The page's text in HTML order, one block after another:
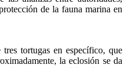
de la fauna marina en
tortugas en específico, que
la eclosión se da